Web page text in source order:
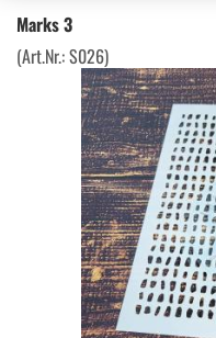
Marks 3
(Art.Nr.:S026)